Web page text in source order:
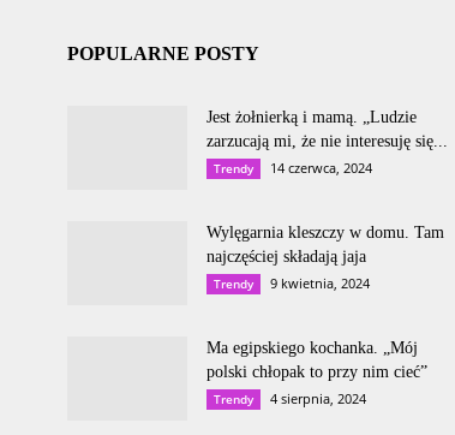
POPULARNE POSTY
Jest żołnierką i mamą. „Ludzie
zarzucają mi, że nie interesuję się...
Trendy 14 czerwca, 2024
Wylęgarnia kleszczy w domu. Tam
najczęściej składają jaja
Trendy 9 kwietnia, 2024
Ma egipskiego kochanka. „Mój
polski chłopak to przy nim cieć”
Trendy 4 sierpnia, 2024